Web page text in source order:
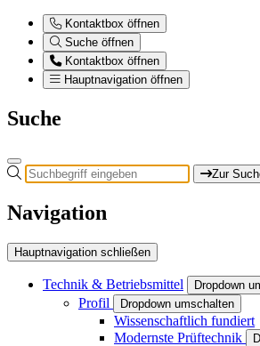
Kontaktbox öffnen
Suche öffnen
Kontaktbox öffnen
Hauptnavigation öffnen
Suche
Zur
Navigation
Hauptnavigation schließen
Technik & Betriebsmittel Dropdown
Profil Dropdown umschalten
Wissenschaftlich fundiert
Modernste Prüftechnik